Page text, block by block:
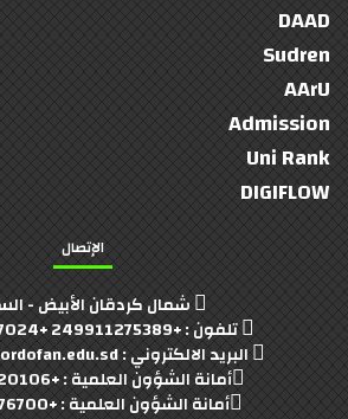
DAAD
Sudren
AArU
Admission
Uni Rank
DIGIFLOW
الإتصال
شمال كردقان الأبيض -
تلفون : +249911275389 +249912477024
البريد الالكتروني : academic@kordofan.edu.sd
أمانة الشؤون العلمية : +249912620106
أمانة الشؤون العلمية : +249127276700